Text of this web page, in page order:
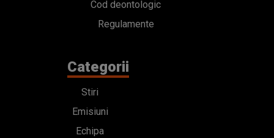
Cod deontologic
Regulamente
Categorii
Stiri
Emisiuni
Echipa